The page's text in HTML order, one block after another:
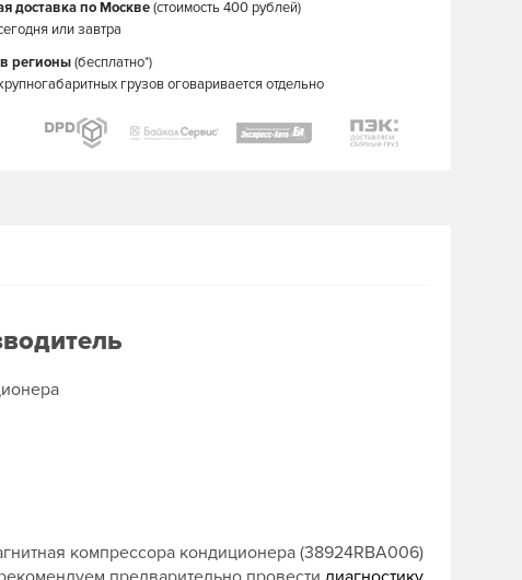
доставка по Москве(стоимость 400 рублей)
или завтра
регионы(бесплатно*)
грузов оговаривается отдельно
компрессора кондиционера (38924RBA006)